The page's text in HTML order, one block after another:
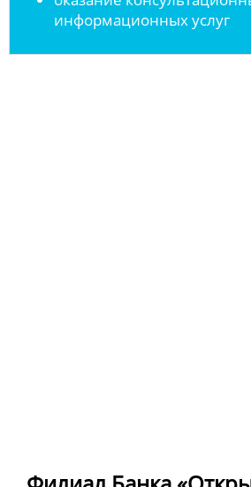
информационных услуг